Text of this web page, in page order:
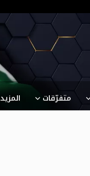
متفرّقات المزيد